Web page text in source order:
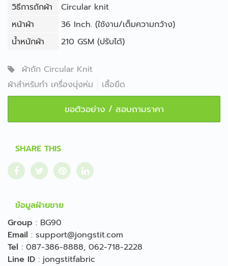
วิธีการถักผ้า
Circular knit
หน้าผ้า
36 Inch. (ใช้งาน/เต็มความกว้าง)
น้ำหนักผ้า
210 GSM (ปรับได้)
ผ้าถัก Circular Knit
ผ้าสำหรับทำ เครื่องนุ่งห่ม
เสื้อยืด
ขอตัวอย่าง / สอบถามราคา
SHARE THIS
ข้อมูลฝ่ายขาย
Group : BG90
Email : support@jongstit.com
Tel : 087-386-8888, 062-718-2228
Line ID : jongstitfabric